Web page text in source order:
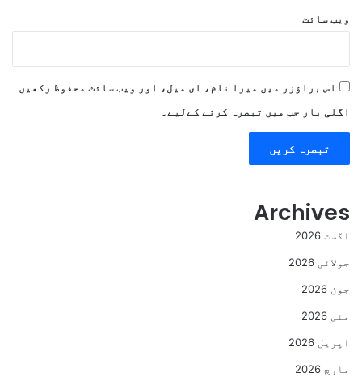
ویب‌ سائٹ
اس براؤزر میں میرا نام، ای میل، اور ویب سائٹ محفوظ رکھیں
اگلی بار جب میں تبصرہ کرنے کےلیے۔
Archives
اگست 2026
جولائی 2026
جون 2026
مئی 2026
اپریل 2026
مارچ 2026